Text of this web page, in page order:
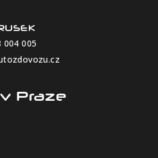
004 005
Praze